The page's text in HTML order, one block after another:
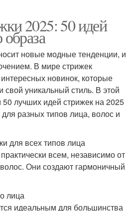
2025: 50 идей
новые модные тенденции, и
В мире стрижек
новинок, которые
свой уникальный стиль. В этой
лучших идей стрижек на 2025
разных типов лица, волос и
для всех типов лица
всем, независимо от
Они создают гармоничный
лица
идеальным для большинства